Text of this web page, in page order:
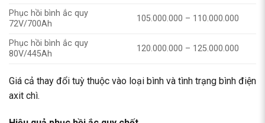
Phục hồi bình ắc quy
72V/700Ah
105.000.000 – 110.000.000
Phục hồi bình ắc quy
80V/445Ah
120.000.000 – 125.000.000
Giá cả thay đổi tuỳ thuộc vào loại bình và tình trạng bình điện
axit chì.